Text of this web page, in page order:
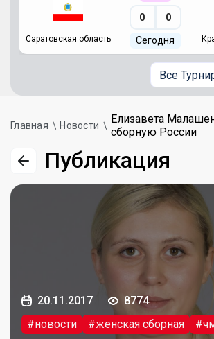
Саратовская область
0 0
Сегодня
Все
Главная Новости
Елизавета
сборную России
Публикация
20.11.2017
8774
#новости
#женская сборная